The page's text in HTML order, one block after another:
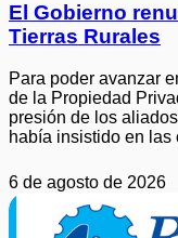
El Gobierno
Tierras Rurales
Para poder avanzar
de la Propiedad
presión de los
había insistido en las
6 de agosto de 2026